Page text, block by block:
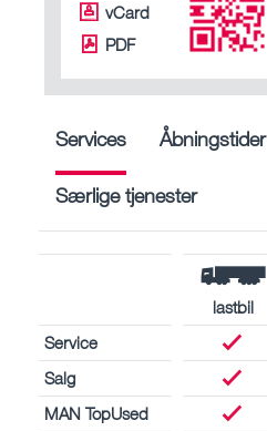
vCard
PDF
Services Åbningstider
Særlige tjenester
lastbil
Service
Salg
MAN TopUsed